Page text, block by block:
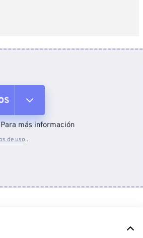
más información
de uso .